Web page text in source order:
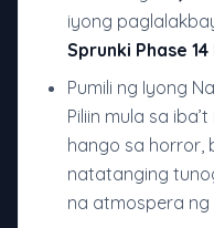
iyong
Sprunki Phase 14
Pumili ng Iyong
Piliin mula sa
hango sa horror,
natatanging
na atmospera ng